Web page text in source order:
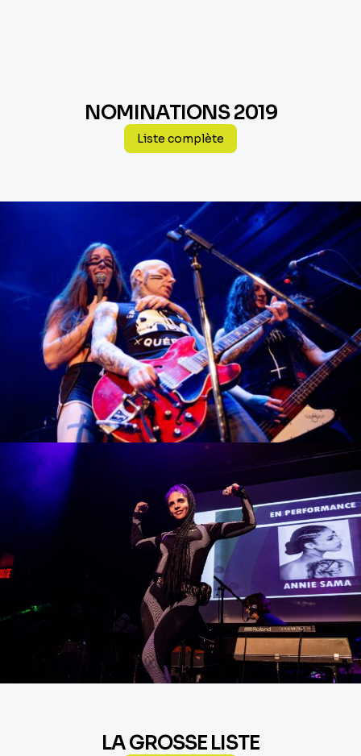
NOMINATIONS 2019
Liste complète
LA GROSSE LISTE